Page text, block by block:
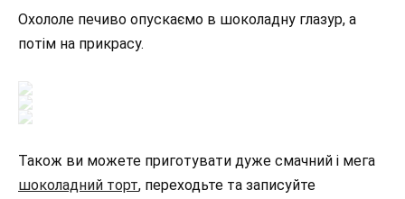
Охололе печиво опускаємо в шоколадну глазур, а
потім на прикрасу.
Також ви можете приготувати дуже смачний і мега
шоколадний торт, переходьте та записуйте